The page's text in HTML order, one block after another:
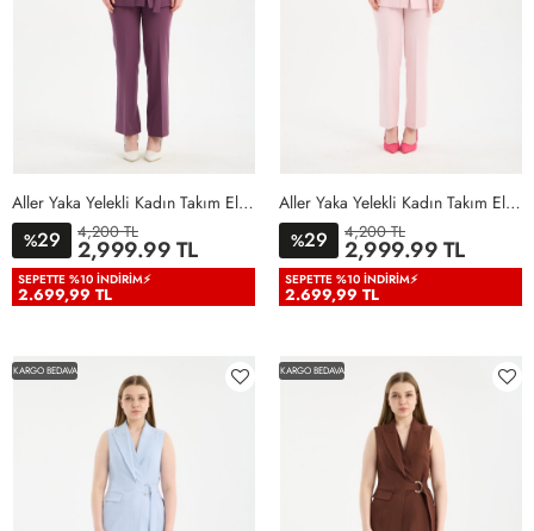
36 38 40 42 44
48
50
Aller Yaka Yelekli Kadın Takım Elbise Lila Lila
%29 4,200 TL
2,999.99 TL
SEPETTE %10 İNDIRIM⚡
2.699,99 TL
36 38 40 42 44
48
50
Aller Yaka Yelekli Kadın Takım Elbise Açık Pembe Açık Pembe
%29 4,200 TL
2,999.99 TL
SEPETTE %10 İNDIRIM⚡
2.699,99 TL
KARGO BEDAVA KARGO BEDAVA